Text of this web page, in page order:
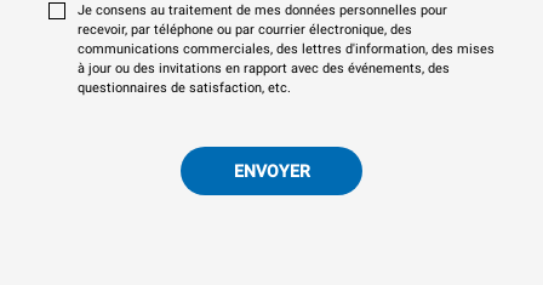
Je consens au traitement de mes données personnelles pour
recevoir, par téléphone ou par courrier électronique, des
communications commerciales, des lettres d'information, des mises
à jour ou des invitations en rapport avec des événements, des
questionnaires de satisfaction, etc.
ENVOYER